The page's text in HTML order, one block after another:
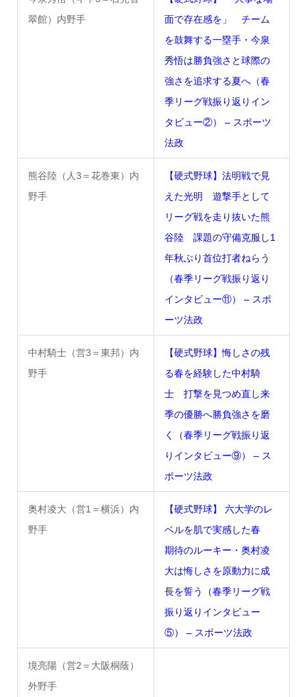
翠館）内野手
面で存在感を」 チーム
を鼓舞する一塁手・今泉
秀悟は勝負強さと球際の
強さを追求する夏へ（春
季リーグ戦振り返りイン
タビュー②） – スポーツ
法政
熊谷陸（人3＝花巻東）内
野手
【硬式野球】法明戦で見
えた光明 遊撃手として
リーグ戦を走り抜いた熊
谷陸 課題の守備克服し1
年秋ぶり首位打者ねらう
（春季リーグ戦振り返り
インタビュー⑪） – スポ
ーツ法政
中村騎士（営3＝東邦）内
野手
【硬式野球】悔しさの残
る春を経験した中村騎
士 打撃を見つめ直し来
季の優勝へ勝負強さを磨
く（春季リーグ戦振り返
りインタビュー⑨） – ス
ポーツ法政
奥村凌大（営1＝横浜）内
野手
【硬式野球】 六大学のレ
ベルを肌で実感した春
期待のルーキー・奥村凌
大は悔しさを原動力に成
長を誓う（春季リーグ戦
振り返りインタビュー
⑤） – スポーツ法政
境亮陽（営2＝大阪桐蔭）
外野手